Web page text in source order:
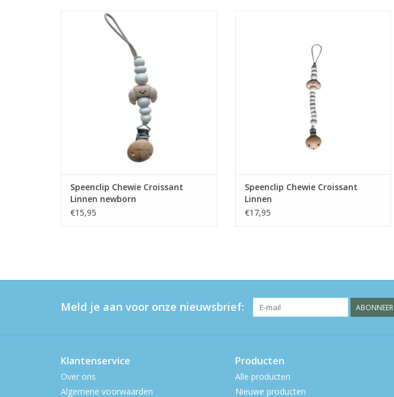
Speenclip Chewie Croissant Linnen
TOEVOEGEN AAN WINKELWAGEN
Speenclip Chewie Croissant
Linnen newborn
€15,95
Speenclip Chewie Croissant
Linnen
€17,95
Meld je aan voor onze nieuwsbrief: ABONNEER
Klantenservice
Over ons
Algemene voorwaarden
Producten
Alle producten
Nieuwe producten